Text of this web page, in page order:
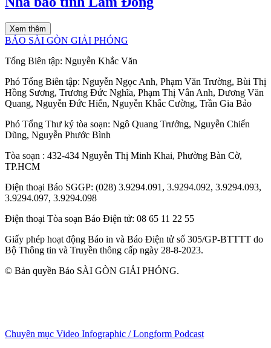
Xem thêm
BÁO SÀI GÒN GIẢI PHÓNG
Tổng Biên tập: Nguyễn Khắc Văn
Phó Tổng Biên tập: Nguyễn Ngọc Anh, Phạm Văn Trường, Bùi Thị
Hồng Sương, Trương Đức Nghĩa, Phạm Thị Vân Anh, Dương Văn
Quang, Nguyễn Đức Hiển, Nguyễn Khắc Cường, Trần Gia Bảo
Phó Tổng Thư ký tòa soạn: Ngô Quang Trưởng, Nguyễn Chiến
Dũng, Nguyễn Phước Bình
Tòa soạn : 432-434 Nguyễn Thị Minh Khai, Phường Bàn Cờ,
TP.HCM
Điện thoại Báo SGGP: (028) 3.9294.091, 3.9294.092, 3.9294.093,
3.9294.097, 3.9294.098
Điện thoại Tòa soạn Báo Điện tử: 08 65 11 22 55
Giấy phép hoạt động Báo in và Báo Điện tử số 305/GP-BTTTT do
Bộ Thông tin và Truyền thông cấp ngày 28-8-2023.
© Bản quyền Báo SÀI GÒN GIẢI PHÓNG.
Chuyên mục Video Infographic / Longform Podcast